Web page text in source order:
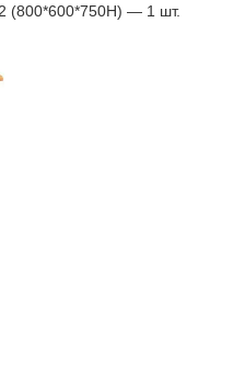
(800*600*750Н) — 1 шт.